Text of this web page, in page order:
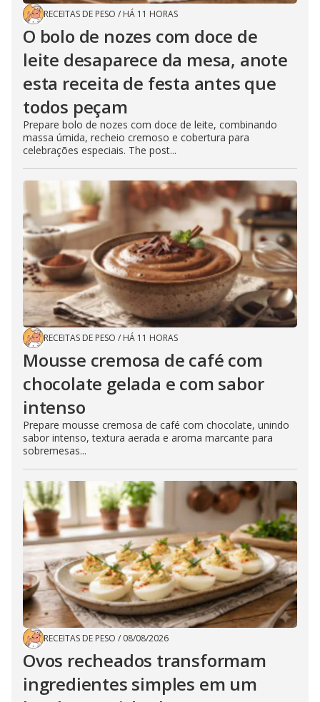
RECEITAS DE PESO / HÁ 11 HORAS
O bolo de nozes com doce de
leite desaparece da mesa, anote
esta receita de festa antes que
todos peçam
Prepare bolo de nozes com doce de leite, combinando
massa úmida, recheio cremoso e cobertura para
celebrações especiais. The post...
RECEITAS DE PESO / HÁ 11 HORAS
Mousse cremosa de café com
chocolate gelada e com sabor
intenso
Prepare mousse cremosa de café com chocolate, unindo
sabor intenso, textura aerada e aroma marcante para
sobremesas...
RECEITAS DE PESO / 08/08/2026
Ovos recheados transformam
ingredientes simples em um